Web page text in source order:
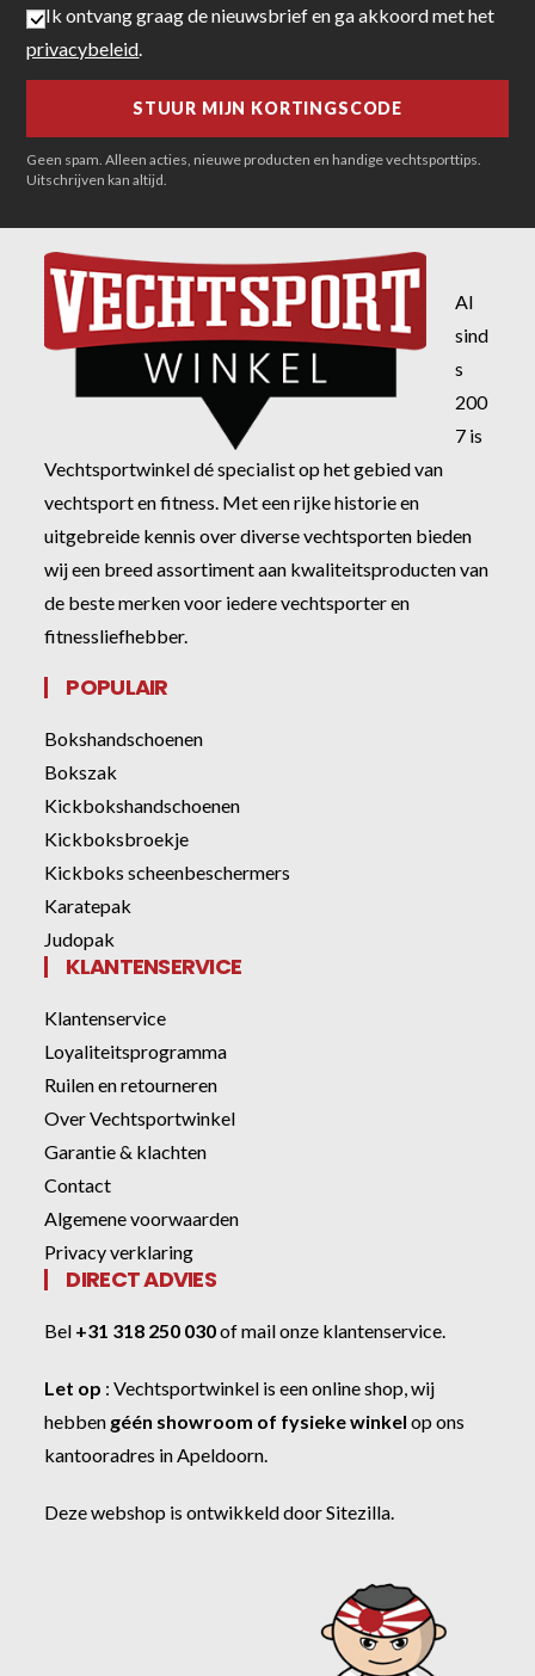
Ik ontvang graag de nieuwsbrief en ga akkoord met het
privacybeleid
Geen spam. Alleen acties, nieuwe producten en handige vechtsporttips.
Uitschrijven kan altijd.
Al
sind
s
200
7 is
Vechtsportwinkel dé specialist op het gebied van
vechtsport en fitness. Met een rijke historie en
uitgebreide kennis over diverse vechtsporten bieden
wij een breed assortiment aan kwaliteitsproducten van
de beste merken voor iedere vechtsporter en
fitnessliefhebber.
POPULAIR
Bokshandschoenen
Bokszak
Kickbokshandschoenen
Kickboksbroekje
Kickboks scheenbeschermers
Karatepak
Judopak
KLANTENSERVICE
Klantenservice
Loyaliteitsprogramma
Ruilen en retourneren
Over Vechtsportwinkel
Garantie & klachten
Contact
Algemene voorwaarden
Privacy verklaring
DIRECT ADVIES
Bel +31 318 250 030ofmail onze klantenservice
Let op :Vechtsportwinkel is een online shop, wij
hebben géén showroom of fysieke winkel op ons
kantooradres in Apeldoorn.
Deze webshop is ontwikkeld doorSitezilla